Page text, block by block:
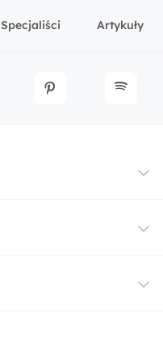
Specjaliści Artykuły